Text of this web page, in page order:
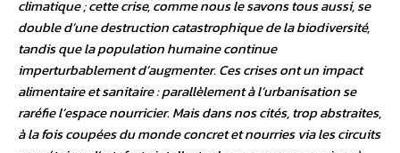
climatique ; cette crise, comme nous le savons tous aussi, se
double d’une destruction catastrophique de la biodiversité,
tandis que la population humaine continue
imperturbablement d’augmenter. Ces crises ont un impact
alimentaire et sanitaire : parallèlement à l’urbanisation se
raréfie l’espace nourricier. Mais dans nos cités, trop abstraites,
à la fois coupées du monde concret et nourries via les circuits